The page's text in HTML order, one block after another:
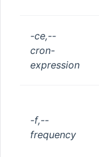
-ce,--
cron-
expression
-f,--
frequency